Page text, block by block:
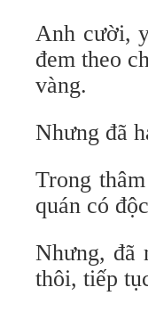
Anh cười,
đem theo
vàng.
Nhưng đã
Trong
quán có
Nhưng, đã
thôi, tiếp